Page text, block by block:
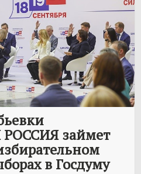
займет
в Госдуму